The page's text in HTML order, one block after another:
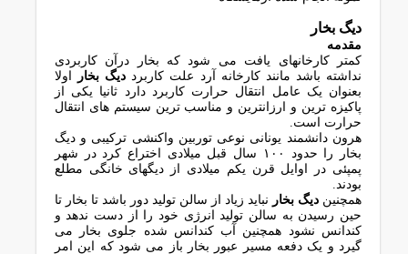
دیگ بخار
مقدمه
کمتر کارخانهای یافت می شود که بخار درآن کاربردی
نداشته باشد مانند کارخانه آرد علت کاربرد دیگ بخار
اولا
بعنوان یک عامل انتقال حرارت کاربرد دارد ثانیا یکی از
پاکیزه ترین و ارزانترین و مناسب ترین سیستم های انتقال
حرارت است.
هرون دانشمند یونانی نوعی توربین واکنشی ترکیبی و دیگ
بخار را حدود ۱۰۰ سال قبل میلادی اختراع کرد در شهر
پمپئی در اوایل قرن یکم میلادی از دیگهای خانگی مطلع
بودند.
همچنین دیگ بخار نباید زیاد از سالن تولید دور باشد تا بخار تا
حین رسیدن به سالن تولید انرژی خود را از دست ندهد و
کندانس نشود همچنین آب کندانس شده جلوی بخار می
گیرد و یک دفعه مسیر عبور بخار باز می شود که این امر